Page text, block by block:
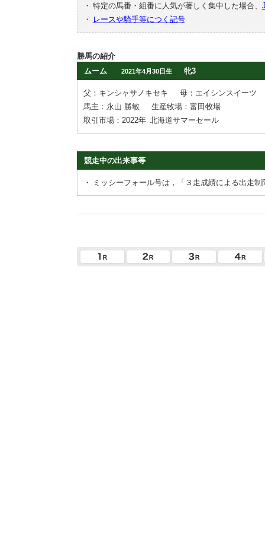
・ 特定の馬番・組番に人気が著しく集中した場合、
・
レースや騎手等につく記号
勝馬の紹介
ムーム
2021年4月30日生 牝3
父：キンシャサノキセキ
母：エイシンスイーツ
馬主：永山 勝敏
生産牧場：富田牧場
取引市場：2022年 北海道サマーセール
競走中の出来事等
・ ミッシーフォール号は，「３走成績による出走